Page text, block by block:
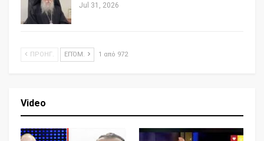
Jul 31, 2026
ΠΡΟΗΓ. ΕΠΌΜ. 1 από 972
Video